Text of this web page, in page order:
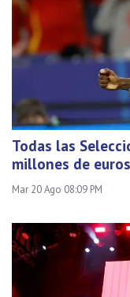
Todas las
millones de
Mar 20 Ago 08:09 PM